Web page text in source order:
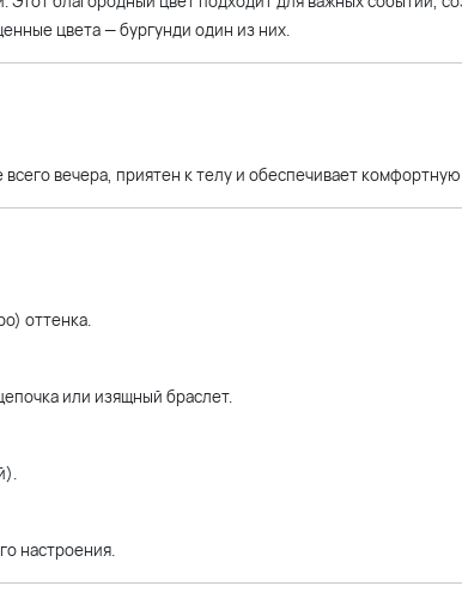
цвета — бургунди один из них.
вечера, приятен к телу и обеспечивает комфортную
оттенка.
или изящный браслет.
настроения.